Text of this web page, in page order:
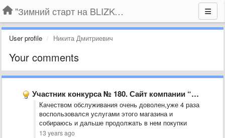
"Зимний старт на BLIZKO.ru". Конкурс компаний
User profile Никита Дмитриевич
Your comments
Участник конкурса № 180. Сайт компании “Радуга обоев”
Качеством обслуживания очень доволен,уже 4 раза
воспользовался услугами этого магазина и
собираюсь и дальше продолжать в нем покупки
13 years ago